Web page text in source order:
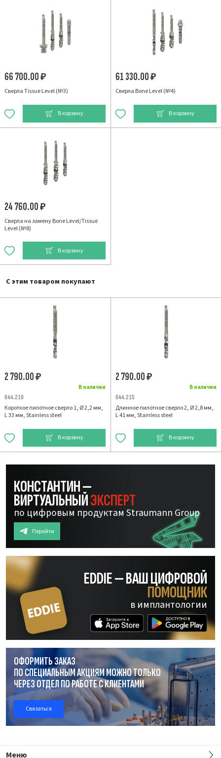
66 700.00₽
Сверла Tissue Level (№3)
В корзину
61 330.00₽
Сверла Bone Level (№4)
В корзину
24 760.00₽
Сверла на замену Bone Level/Tissue
Level (№8)
В корзину
С этим товаром покупают
В наличии
2 790.00₽
044.210
Короткое пилотное сверло 1, Ø 2,2 мм,
L 33 мм, Stainless steel
В корзину
В наличии
2 790.00₽
044.215
Длинное пилотное сверло 2, Ø 2,8 мм,
L 41 мм, Stainless steel
В корзину
КОНСТАНТИН —
ВИРТУАЛЬНЫЙЭКСПЕРТ
по цифровым продуктам Straumann Group
Перейти
EDDIE — ВАШ ЦИФРОВОЙ
ПОМОЩНИК
в имплантологии
ОФОРМИТЬ ЗАКАЗ
ПО СПЕЦИАЛЬНЫМ АКЦИЯМ МОЖНО ТОЛЬКО
ЧЕРЕЗ ОТДЕЛПО РАБОТЕС КЛИЕНТАМИ
Связаться
Меню